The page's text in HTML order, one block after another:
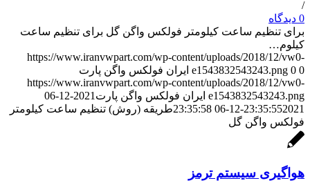
/
0 دیدگاه
برای تنظیم ساعت کیلومتر فولکس واگن گل برای تنظیم ساعت
کیلوم…
https://www.iranvwpart.com/wp-content/uploads/2018/12/vw0-
e1543832543243.png 0 0
ایران فولکس واگن پارت
https://www.iranvwpart.com/wp-content/uploads/2018/12/vw0-
e1543832543243.png ایران فولکس واگن پارت
2021-12-06
23:35:552021-12-06 23:35:58
طریقه (روش) تنظیم ساعت کیلومتر
فولکس واگن گل
هواگیری سیستم ترمز